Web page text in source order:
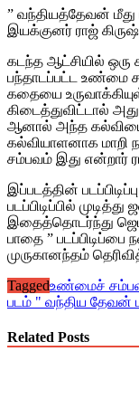
” வந்தியத்தேவன் மீது
இயக்குனர் ராஜ்
கடந்த ஆட்சியில் ஒரு
பந்தாடப்பட்ட உண்மை
கதையை
கிடைத்துவிட்டால்
ஆனால் அந்த கல்வியை
கல்வியாளனாக மாறி
சம்பவம் இது என்றார்
இப்படத்தின்
படப்பிடிப்பில்
இதைத்தொடர்ந்து
பாதை ”
முருகானந்தம்
Taggedஉண்மைச்
படம் " வந்திய தேவன்
Related Posts